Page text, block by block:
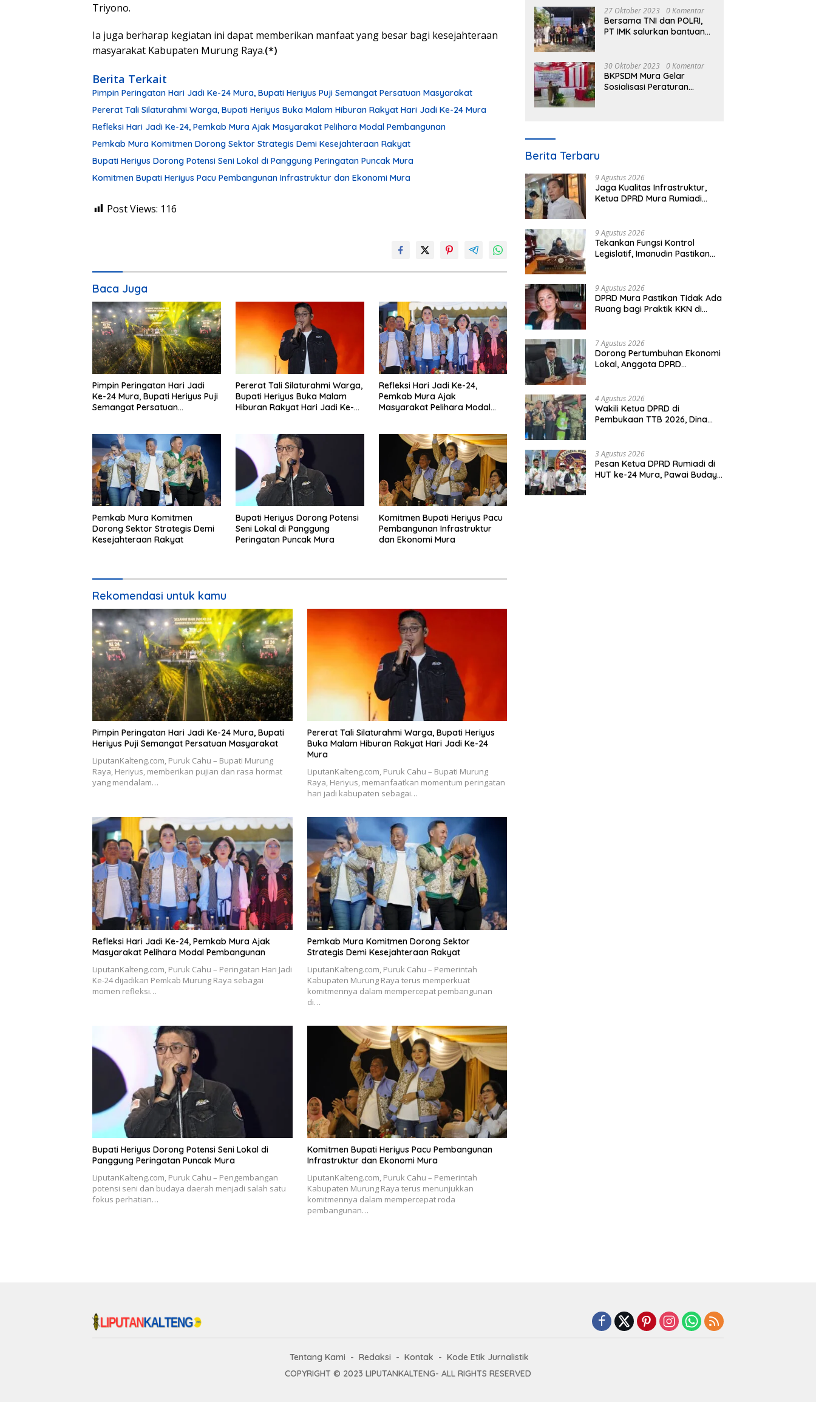
Triyono.
Ia juga berharap kegiatan ini dapat memberikan manfaat yang besar bagi kesejahteraan
masyarakat Kabupaten Murung Raya.(*)
Berita Terkait
Pimpin Peringatan Hari Jadi Ke-24 Mura, Bupati Heriyus Puji Semangat Persatuan Masyarakat
Pererat Tali Silaturahmi Warga, Bupati Heriyus Buka Malam Hiburan Rakyat Hari Jadi Ke-24 Mura
Refleksi Hari Jadi Ke-24, Pemkab Mura Ajak Masyarakat Pelihara Modal Pembangunan
Pemkab Mura Komitmen Dorong Sektor Strategis Demi Kesejahteraan Rakyat
Bupati Heriyus Dorong Potensi Seni Lokal di Panggung Peringatan Puncak Mura
Komitmen Bupati Heriyus Pacu Pembangunan Infrastruktur dan Ekonomi Mura
Post Views: 116
Baca Juga
Pimpin Peringatan Hari Jadi
Ke-24 Mura, Bupati Heriyus Puji
Semangat Persatuan
Pererat Tali Silaturahmi Warga,
Bupati Heriyus Buka Malam
Hiburan Rakyat Hari Jadi Ke-24
Refleksi Hari Jadi Ke-24,
Pemkab Mura Ajak
Masyarakat Pelihara Modal
Pemkab Mura Komitmen
Dorong Sektor Strategis Demi
Kesejahteraan Rakyat
Bupati Heriyus Dorong Potensi
Seni Lokal di Panggung
Peringatan Puncak Mura
Komitmen Bupati Heriyus Pacu
Pembangunan Infrastruktur
dan Ekonomi Mura
Rekomendasi untuk kamu
Pimpin Peringatan Hari Jadi Ke-24 Mura, Bupati
Heriyus Puji Semangat Persatuan Masyarakat
LiputanKalteng.com, Puruk Cahu – Bupati Murung
Raya, Heriyus, memberikan pujian dan rasa hormat
yang mendalam…
Pererat Tali Silaturahmi Warga, Bupati Heriyus
Buka Malam Hiburan Rakyat Hari Jadi Ke-24
Mura
LiputanKalteng.com, Puruk Cahu – Bupati Murung
Raya, Heriyus, memanfaatkan momentum peringatan
hari jadi kabupaten sebagai…
Refleksi Hari Jadi Ke-24, Pemkab Mura Ajak
Masyarakat Pelihara Modal Pembangunan
LiputanKalteng.com, Puruk Cahu – Peringatan Hari Jadi
Ke-24 dijadikan Pemkab Murung Raya sebagai
momen refleksi…
Pemkab Mura Komitmen Dorong Sektor
Strategis Demi Kesejahteraan Rakyat
LiputanKalteng.com, Puruk Cahu – Pemerintah
Kabupaten Murung Raya terus memperkuat
komitmennya dalam mempercepat pembangunan
di…
Bupati Heriyus Dorong Potensi Seni Lokal di
Panggung Peringatan Puncak Mura
LiputanKalteng.com, Puruk Cahu – Pengembangan
potensi seni dan budaya daerah menjadi salah satu
fokus perhatian…
Komitmen Bupati Heriyus Pacu Pembangunan
Infrastruktur dan Ekonomi Mura
LiputanKalteng.com, Puruk Cahu – Pemerintah
Kabupaten Murung Raya terus menunjukkan
komitmennya dalam mempercepat roda
pembangunan…
27 Oktober 2023 0 Komentar
Bersama TNI dan POLRI,
PT IMK salurkan bantuan
30 Oktober 2023 0 Komentar
BKPSDM Mura Gelar
Sosialisasi Peraturan
Berita Terbaru
9 Agustus 2026
Jaga Kualitas Infrastruktur,
Ketua DPRD Mura Rumiadi
9 Agustus 2026
Tekankan Fungsi Kontrol
Legislatif, Imanudin Pastikan
9 Agustus 2026
DPRD Mura Pastikan Tidak Ada
Ruang bagi Praktik KKN di
7 Agustus 2026
Dorong Pertumbuhan Ekonomi
Lokal, Anggota DPRD
4 Agustus 2026
Wakili Ketua DPRD di
Pembukaan TTB 2026, Dina
3 Agustus 2026
Pesan Ketua DPRD Rumiadi di
HUT ke-24 Mura, Pawai Budaya
Tentang Kami Redaksi Kontak
Kode Etik Jurnalistik
COPYRIGHT © 2023 LIPUTANKALTENG- ALL RIGHTS RESERVED